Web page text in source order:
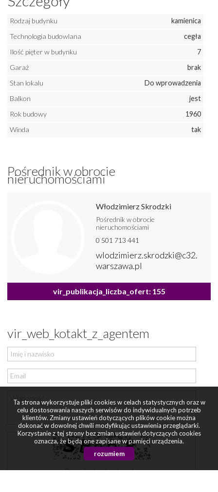
Rodzaj budynku
kamienica
Technologia budowlana
cegła
Ilość pięter w budynku
7
Garaż
brak
Stan lokalu
Do wprowadzenia
Balkon
jest
Rok budowy
1960
Winda
tak
Pośrednik w obrocie
nieruchomościami
Włodzimierz Skrodzki
Pośrednik w obrocie
nieruchomościami
0 501 713 441
wlodzimierz.skrodzki@c32.
warszawa.pl
vir_publikacja_liczba_ofert: 155
vir_web_kotakt_z_agentem
Ta strona wykorzystuje pliki cookies w celach statystycznych oraz w
celu dostosowania naszych serwisów do indywidualnych potrzeb
klientów. Zmiany ustawień dotyczących plików cookie można
dokonać w dowolnej chwili modyfikując ustawienia przeglądarki.
Korzystanie z tej strony bez zmian ustawień dotyczących cookies
oznacza, że będą one zapisane w pamięci urządzenia.
rozumiem